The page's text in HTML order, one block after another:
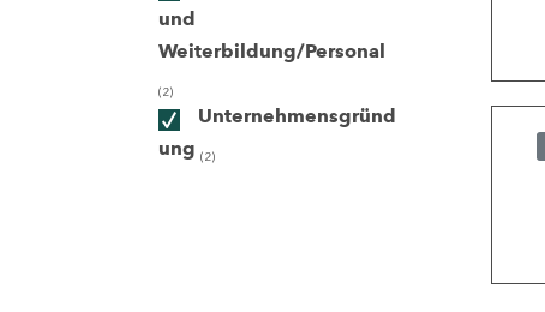
und
Weiterbildung/Personal
(2)
Unternehmensgründ
ung (2)